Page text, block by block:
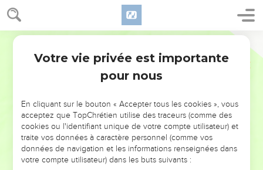
NE MANQUEZ PAS L’ÉVÉNEMENT
DE L’ANNÉE !
ET SI LEURS ERREURS POUVAIENT VOUS ÉVITER LES
VOTRES ?
Votre vie privée est importante
pour nous
En cliquant sur le bouton « Accepter tous les cookies », vous
acceptez que TopChrétien utilise des traceurs (comme des
cookies ou l'identifiant unique de votre compte utilisateur) et
traite vos données à caractère personnel (comme vos
données de navigation et les informations renseignées dans
votre compte utilisateur) dans les buts suivants :